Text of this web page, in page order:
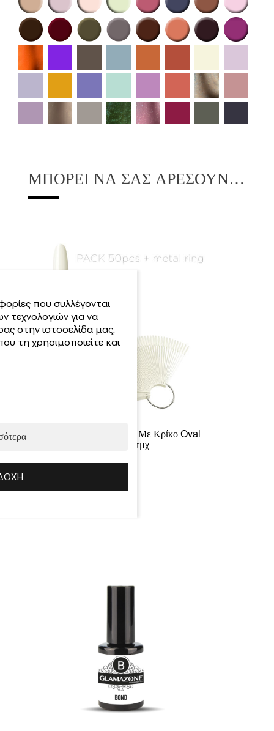
ΜΠΟΡΕΊ ΝΑ ΣΑΣ ΑΡΈΣΟΥΝ…
Παλέτα Χρωματολογίου Με Κρίκο Oval
Natural 50τμχ
2.20
που συλλέγονται
τεχνολογιών για να
στην ιστοσελίδα μας,
τη χρησιμοποιείτε και